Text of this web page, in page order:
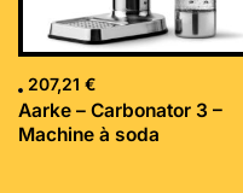
207,21 €
Aarke – Carbonator 3 –
Machine à soda